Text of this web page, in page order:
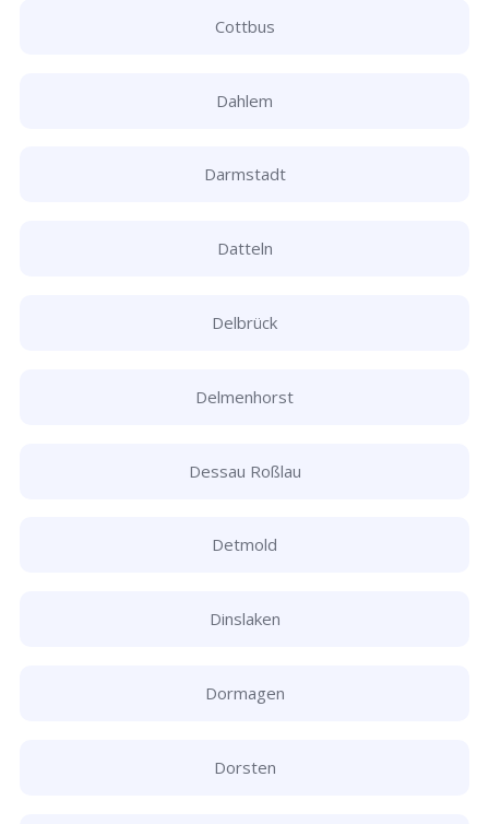
Cottbus
Dahlem
Darmstadt
Datteln
Delbrück
Delmenhorst
Dessau Roßlau
Detmold
Dinslaken
Dormagen
Dorsten